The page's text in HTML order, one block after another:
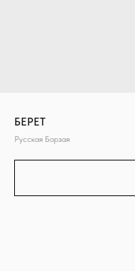
БЕРЕТ
Русская Борзая